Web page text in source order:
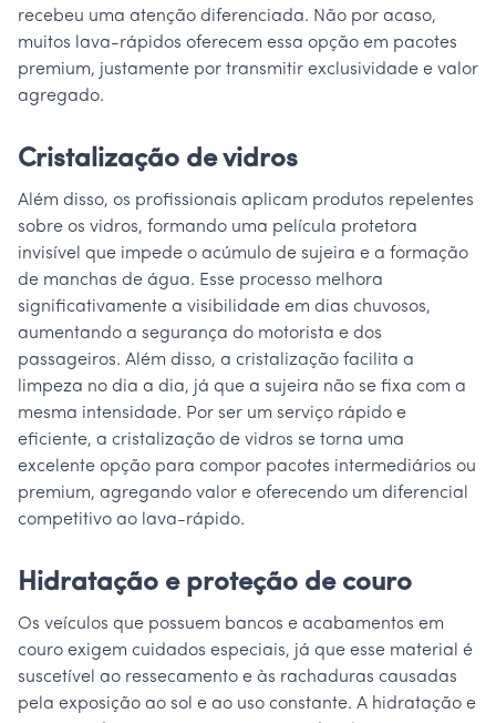
recebeu uma atenção diferenciada. Não por acaso,
muitos lava-rápidos oferecem essa opção em pacotes
premium, justamente por transmitir exclusividade e valor
agregado.
Cristalização de vidros
Além disso, os profissionais aplicam produtos repelentes
sobre os vidros, formando uma película protetora
invisível que impede o acúmulo de sujeira e a formação
de manchas de água. Esse processo melhora
significativamente a visibilidade em dias chuvosos,
aumentando a segurança do motorista e dos
passageiros. Além disso, a cristalização facilita a
limpeza no dia a dia, já que a sujeira não se fixa com a
mesma intensidade. Por ser um serviço rápido e
eficiente, a cristalização de vidros se torna uma
excelente opção para compor pacotes intermediários ou
premium, agregando valor e oferecendo um diferencial
competitivo ao lava-rápido.
Hidratação e proteção de couro
Os veículos que possuem bancos e acabamentos em
couro exigem cuidados especiais, já que esse material é
suscetível ao ressecamento e às rachaduras causadas
pela exposição ao sol e ao uso constante. A hidratação e